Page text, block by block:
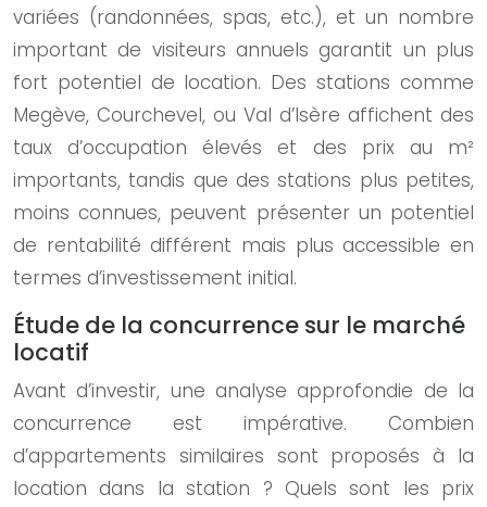
variées (randonnées, spas, etc.), et un nombre
important de visiteurs annuels garantit un plus
fort potentiel de location. Des stations comme
Megève, Courchevel, ou Val d’Isère affichent des
taux d’occupation élevés et des prix au m²
importants, tandis que des stations plus petites,
moins connues, peuvent présenter un potentiel
de rentabilité différent mais plus accessible en
termes d’investissement initial.
Étude de la concurrence sur le marché
locatif
Avant d’investir, une analyse approfondie de la
concurrence est impérative. Combien
d’appartements similaires sont proposés à la
location dans la station ? Quels sont les prix